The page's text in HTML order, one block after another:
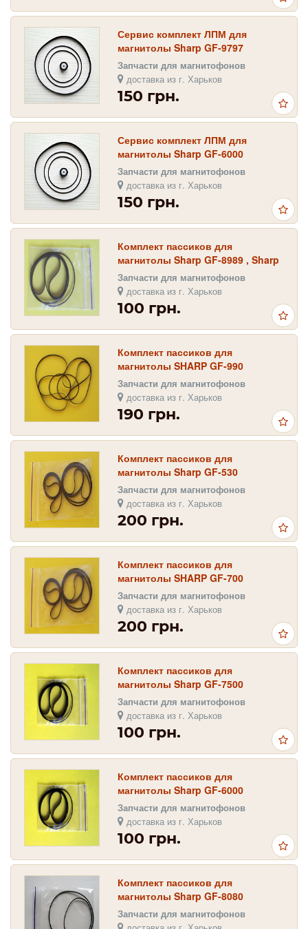
Сервис комплект ЛПМ для
магнитолы Sharp GF-9797
Запчасти для магнитофонов
доставка из г. Харьков
150 грн.
Сервис комплект ЛПМ для
магнитолы Sharp GF-6000
Запчасти для магнитофонов
доставка из г. Харьков
150 грн.
Комплект пассиков для
магнитолы Sharp GF-8989 , Sharp
GF-8787
Запчасти для магнитофонов
доставка из г. Харьков
100 грн.
Комплект пассиков для
магнитолы SHARP GF-990
Запчасти для магнитофонов
доставка из г. Харьков
190 грн.
Комплект пассиков для
магнитолы Sharp GF-530
Запчасти для магнитофонов
доставка из г. Харьков
200 грн.
Комплект пассиков для
магнитолы SHARP GF-700
Запчасти для магнитофонов
доставка из г. Харьков
200 грн.
Комплект пассиков для
магнитолы Sharp GF-7500
Запчасти для магнитофонов
доставка из г. Харьков
100 грн.
Комплект пассиков для
магнитолы Sharp GF-6000
Запчасти для магнитофонов
доставка из г. Харьков
100 грн.
Комплект пассиков для
магнитолы Sharp GF-8080
Запчасти для магнитофонов